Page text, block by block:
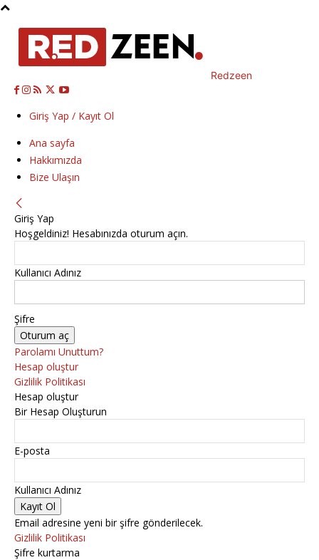
Redzeen
Giriş Yap / Kayıt Ol
Ana sayfa
Hakkımızda
Bize Ulaşın
Giriş Yap
Hoşgeldiniz! Hesabınızda oturum açın.
Kullanıcı Adınız
Şifre
Parolamı Unuttum?
Hesap oluştur
Gizlilik Politikası
Hesap oluştur
Bir Hesap Oluşturun
E-posta
Kullanıcı Adınız
Email adresine yeni bir şifre gönderilecek.
Gizlilik Politikası
Şifre kurtarma